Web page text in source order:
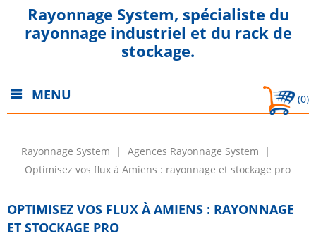
Rayonnage System, spécialiste du
rayonnage industriel et du rack de
stockage.
MENU (0)
Rayonnage System
Agences Rayonnage System
Optimisez vos flux à Amiens : rayonnage et stockage pro
OPTIMISEZ VOS FLUX À AMIENS : RAYONNAGE
ET STOCKAGE PRO